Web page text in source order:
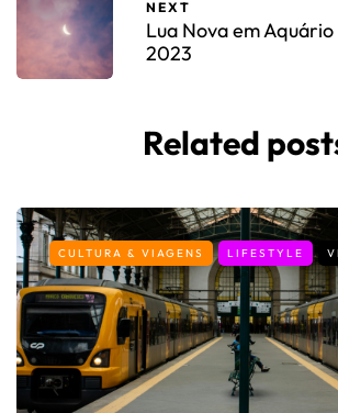
NEXT
Lua Nova em Aquário
2023
Related
CULTURA & VIAGENS LIFESTYLE